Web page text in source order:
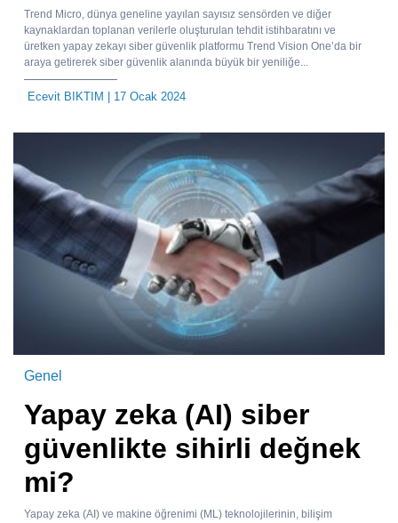
Trend Micro, dünya geneline yayılan sayısız sensörden ve diğer
kaynaklardan toplanan verilerle oluşturulan tehdit istihbaratını ve
üretken yapay zekayı siber güvenlik platformu Trend Vision One’da bir
araya getirerek siber güvenlik alanında büyük bir yeniliğe...
Ecevit BIKTIM | 17 Ocak 2024
Genel
Yapay zeka (AI) siber
güvenlikte sihirli değnek
mi?
Yapay zeka (AI) ve makine öğrenimi (ML) teknolojilerinin, bilişim